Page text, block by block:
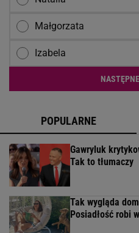
Małgorzata
Izabela
POPULARNE
Gawryluk
Tak to tłumaczy
Tak wygląda
Posiadłość robi